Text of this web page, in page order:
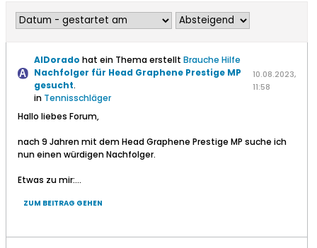
AlDorado hat ein Thema erstelltBrauche Hilfe
Nachfolger für Head Graphene Prestige MP
gesucht.
in Tennisschläger
10.08.2023,
11:58
Hallo liebes Forum,
nach 9 Jahren mit dem Head Graphene Prestige MP suche ich
nun einen würdigen Nachfolger.
Etwas zu mir:...
ZUM BEITRAG GEHEN